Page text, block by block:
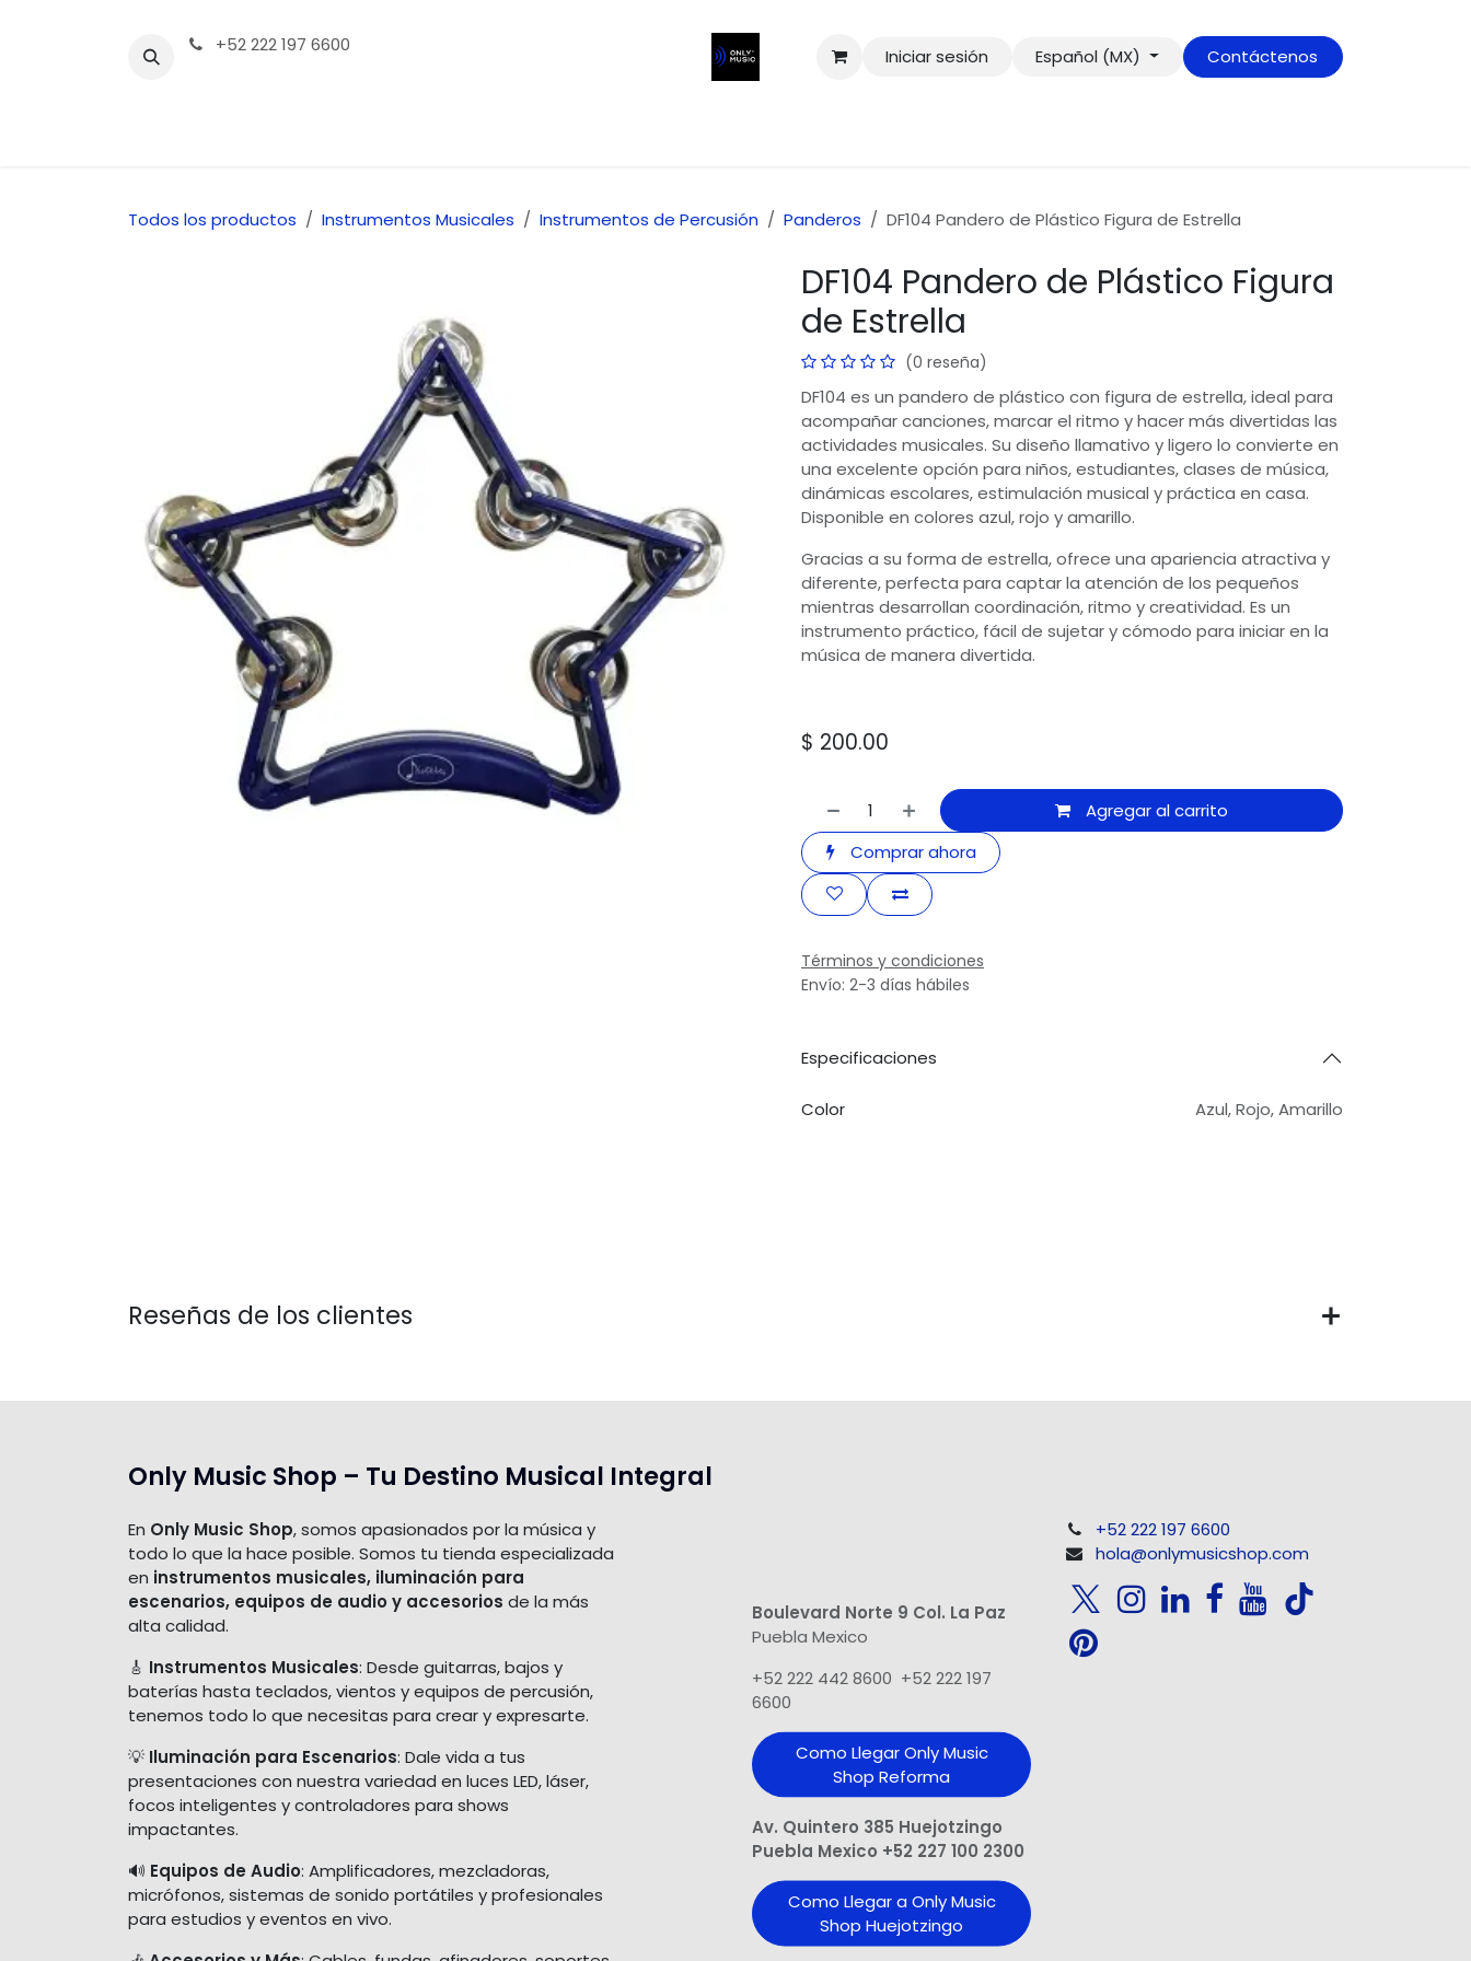
+52 222 197 6600
Iniciar sesión Español (MX) Contáctenos
Todos los productos Instrumentos Musicales Instrumentos de Percusión Panderos DF104 Pandero de Plástico Figura de Estrella
DF104 Pandero de Plástico Figura
de Estrella
(0 reseña)
DF104 es un pandero de plástico con figura de estrella, ideal para
acompañar canciones, marcar el ritmo y hacer más divertidas las
actividades musicales. Su diseño llamativo y ligero lo convierte en
una excelente opción para niños, estudiantes, clases de música,
dinámicas escolares, estimulación musical y práctica en casa.
Disponible en colores azul, rojo y amarillo.
Gracias a su forma de estrella, ofrece una apariencia atractiva y
diferente, perfecta para captar la atención de los pequeños
mientras desarrollan coordinación, ritmo y creatividad. Es un
instrumento práctico, fácil de sujetar y cómodo para iniciar en la
música de manera divertida.
$ 200.00
Agregar al carrito
Comprar ahora
Términos y condiciones
Envío: 2-3 días hábiles
Especificaciones
Color Azul,Rojo,Amarillo
Reseñas de los clientes
Only Music Shop – Tu Destino Musical Integral
En Only Music Shop, somos apasionados por la música y
todo lo que la hace posible. Somos tu tienda especializada
en instrumentos musicales, iluminación para
escenarios, equipos de audio y accesorios de la más
alta calidad.
🎸 Instrumentos Musicales: Desde guitarras, bajos y
baterías hasta teclados, vientos y equipos de percusión,
tenemos todo lo que necesitas para crear y expresarte.
💡 Iluminación para Escenarios: Dale vida a tus
presentaciones con nuestra variedad en luces LED, láser,
focos inteligentes y controladores para shows
impactantes.
🔊 Equipos de Audio: Amplificadores, mezcladoras,
micrófonos, sistemas de sonido portátiles y profesionales
para estudios y eventos en vivo.
Boulevard Norte 9 Col. La Paz
Puebla Mexico
+52 222 442 8600 +52 222 197
6600
Como Llegar Only Music
Shop​ Reforma
Av. Quintero 385 Huejotzingo
Puebla Mexico +52 227 100 2300
Como Llegar a Only Music
Shop Huejotzingo
+52 222 197 6600
hola@onlymusicshop.com